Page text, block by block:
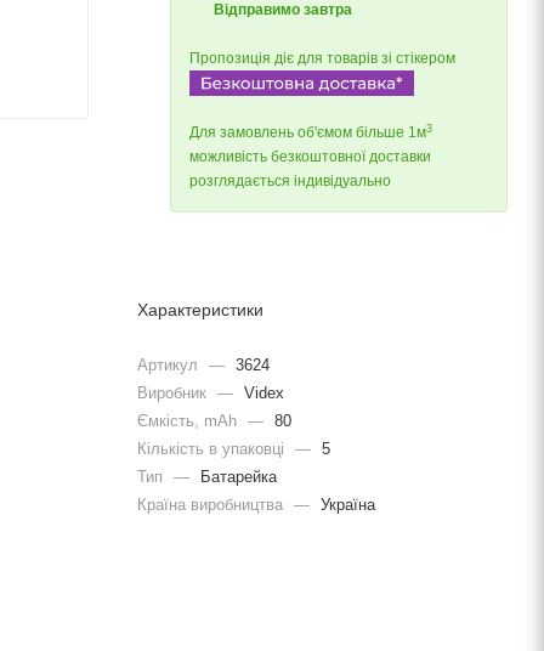
Відправимо завтра
Пропозиція діє для товарів зі стікером
Для замовлень об'ємом більше 1м3
можливість безкоштовної доставки
розглядається індивідуально
Характеристики
Артикул — 3624
Виробник — Videx
Ємкість, mAh — 80
Кількість в упаковці
— 5
Тип
—
Батарейка
Країна виробництва — Україна